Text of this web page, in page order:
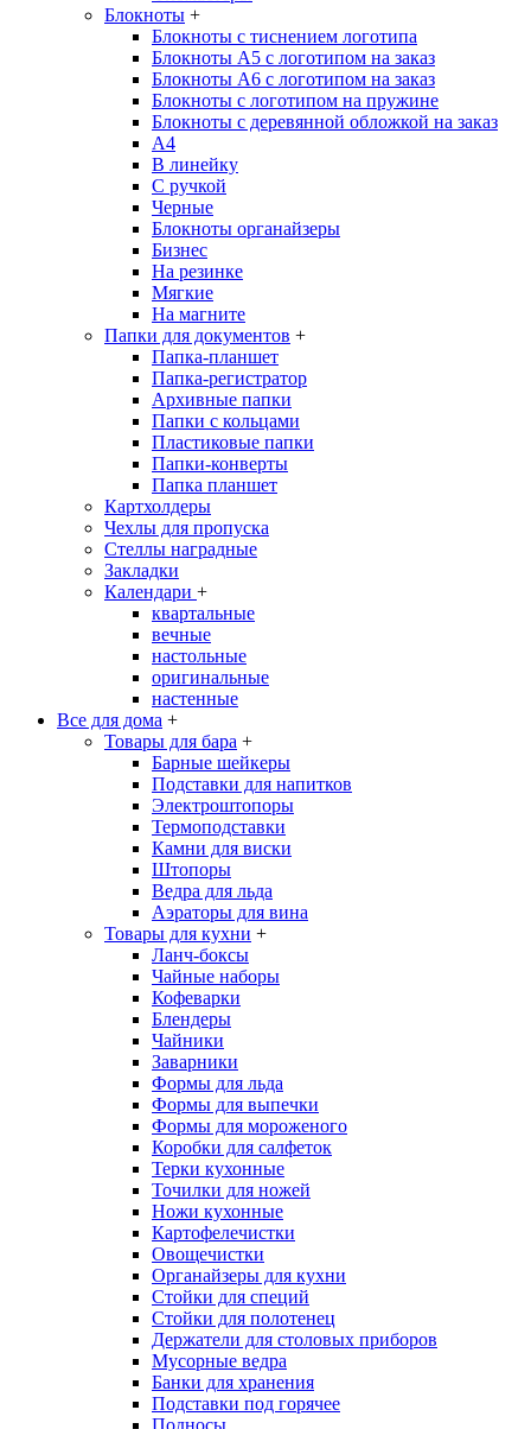
Блокноты +
Блокноты с тиснением логотипа
Блокноты А5 с логотипом на заказ
Блокноты А6 с логотипом на заказ
Блокноты с логотипом на пружине
Блокноты с деревянной обложкой на заказ
A4
В линейку
С ручкой
Черные
Блокноты органайзеры
Бизнес
На резинке
Мягкие
На магните
Папки для документов +
Папка-планшет
Папка-регистратор
Архивные папки
Папки с кольцами
Пластиковые папки
Папки-конверты
Папка планшет
Картхолдеры
Чехлы для пропуска
Стеллы наградные
Закладки
Календари +
квартальные
вечные
настольные
оригинальные
настенные
Все для дома +
Товары для бара +
Барные шейкеры
Подставки для напитков
Электроштопоры
Термоподставки
Камни для виски
Штопоры
Ведра для льда
Аэраторы для вина
Товары для кухни +
Ланч-боксы
Чайные наборы
Кофеварки
Блендеры
Чайники
Заварники
Формы для льда
Формы для выпечки
Формы для мороженого
Коробки для салфеток
Терки кухонные
Точилки для ножей
Ножи кухонные
Картофелечистки
Овощечистки
Органайзеры для кухни
Стойки для специй
Стойки для полотенец
Держатели для столовых приборов
Мусорные ведра
Банки для хранения
Подставки под горячее
Подносы